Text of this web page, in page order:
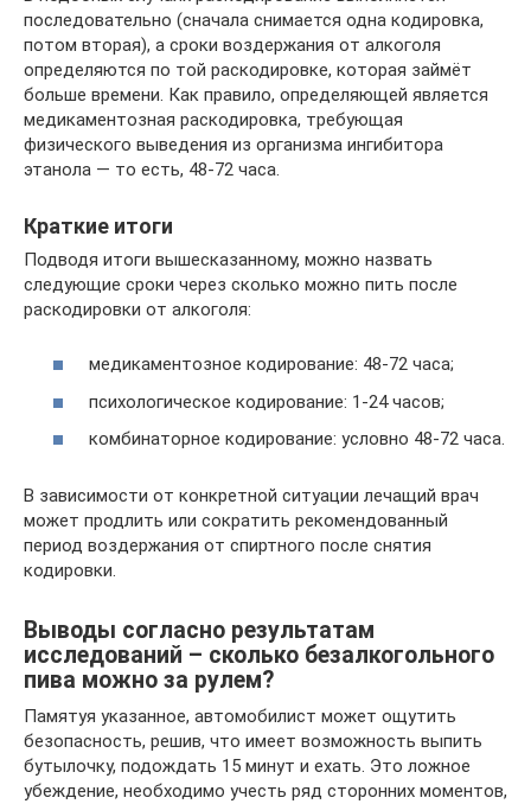
последовательно (сначала снимается одна кодировка,
потом вторая), а сроки воздержания от алкоголя
определяются по той раскодировке, которая займёт
больше времени. Как правило, определяющей является
медикаментозная раскодировка, требующая
физического выведения из организма ингибитора
этанола — то есть, 48-72 часа.
Краткие итоги
Подводя итоги вышесказанному, можно назвать
следующие сроки через сколько можно пить после
раскодировки от алкоголя:
медикаментозное кодирование: 48-72 часа;
психологическое кодирование: 1-24 часов;
комбинаторное кодирование: условно 48-72 часа.
В зависимости от конкретной ситуации лечащий врач
может продлить или сократить рекомендованный
период воздержания от спиртного после снятия
кодировки.
Выводы согласно результатам
исследований – сколько безалкогольного
пива можно за рулем?
Памятуя указанное, автомобилист может ощутить
безопасность, решив, что имеет возможность выпить
бутылочку, подождать 15 минут и ехать. Это ложное
убеждение, необходимо учесть ряд сторонних моментов,